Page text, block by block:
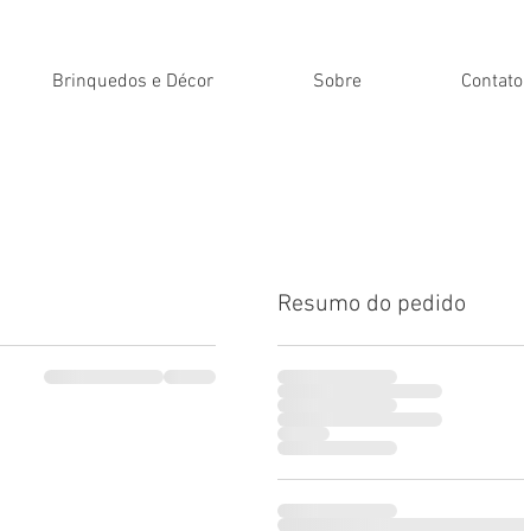
Brinquedos e Décor Sobre Contato
Resumo do pedido